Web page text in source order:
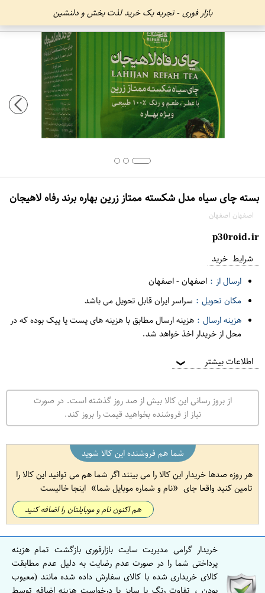
بازار فوری - تجربه یک خرید لذت بخش و دلنشین
بسته چای سیاه مدل شکسته ممتاز زرین بهاره برند رفاه لاهیجان
اصفهان اصفهان
p30roid.ir
شرایط خرید
ارسال از : اصفهان-اصفهان
مکان تحویل : سراسر ایران قابل تحویل می باشد
هزینه ارسال : هزینه ارسال مطابق با هزینه های پست یا پیک بوده که در
محل از خریدار اخذ خواهد شد.
اطلاعات بیشتر ❯
از بروز رسانی این کالا بیش از صد روز گذشته است. در صورت
نیاز از فروشنده بخواهید قیمت را بروز کند.
شما هم فروشنده این کالا شوید
هر روزه صدها خریدار این کالا را می بینند اگر شما هم می توانید این کالا را
تامین کنید واقعا جای
نام و شماره موبایل شما اینجا خالیست
هم اکنون نام و موبایلتان را اضافه کنید
خریدار گرامی مدیریت سایت بازارفوری بازگشت تمام هزینه
پرداختی شما را در صورت عدم رضایت به دلیل عدم مطابقت
کالای خریداری شده با کالای سفارش داده شده مانند (معیوب